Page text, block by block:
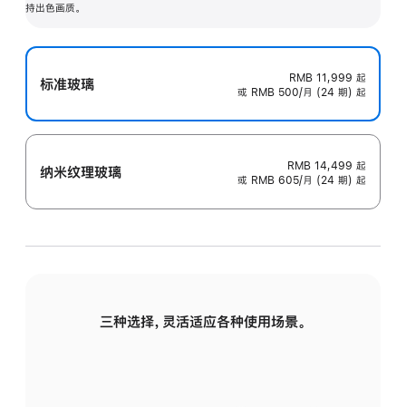
持出色画质。
开
标准玻璃 RMB 11,999 起
或 RMB 500/月 (24 期) 起
纳米纹理玻璃 RMB 14,499 起
或 RMB 605/月 (24 期) 起
三种选择，灵活适应各种使用场景。